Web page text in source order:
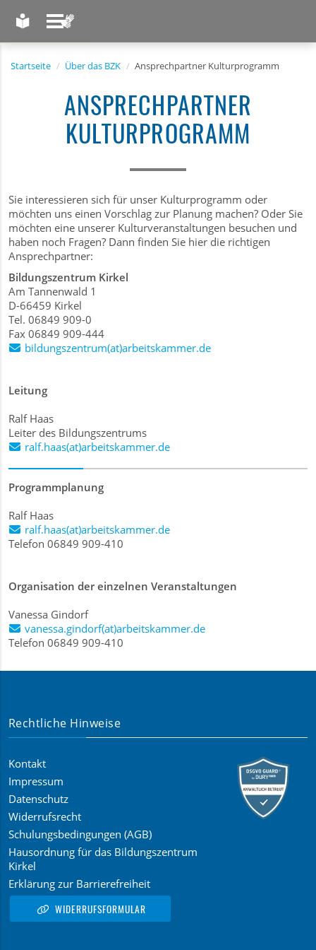
Startseite Über das BZK Ansprechpartner Kulturprogramm
ANSPRECHPARTNER
KULTURPROGRAMM
Sie interessieren sich für unser Kulturprogramm oder
möchten uns einen Vorschlag zur Planung machen? Oder Sie
möchten eine unserer Kulturveranstaltungen besuchen und
haben noch Fragen? Dann finden Sie hier die richtigen
Ansprechpartner:
Bildungszentrum Kirkel
Am Tannenwald 1
D-66459 Kirkel
Tel. 06849 909-0
Fax 06849 909-444
bildungszentrum(at)arbeitskammer.de
Leitung
Ralf Haas
Leiter des Bildungszentrums
ralf.haas(at)arbeitskammer.de
Programmplanung
Ralf Haas
ralf.haas(at)arbeitskammer.de
Telefon 06849 909-410
Organisation der einzelnen Veranstaltungen
Vanessa Gindorf
vanessa.gindorf(at)arbeitskammer.de
Telefon 06849 909-410
Rechtliche Hinweise
Kontakt
Impressum
Datenschutz
Widerrufsrecht
Schulungsbedingungen (AGB)
Hausordnung für das Bildungszentrum
Kirkel
Erklärung zur Barrierefreiheit
WIDERRUFSFORMULAR